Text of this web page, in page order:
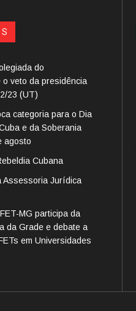
do
o veto da presidência
23 (UT)
categoria para o Dia
e da Soberania
agosto
Cubana
Assessoria Jurídica
MG participa da
da Grade e debate a
em Universidades